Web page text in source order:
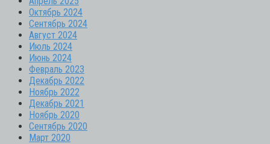
Октябрь 2024
Сентябрь 2024
Август 2024
Июль 2024
Июнь 2024
Февраль 2023
Декабрь 2022
Ноябрь 2022
Декабрь 2021
Ноябрь 2020
Сентябрь 2020
Март 2020